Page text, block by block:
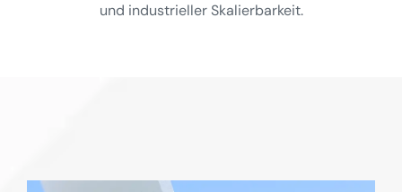
und industrieller Skalierbarkeit.